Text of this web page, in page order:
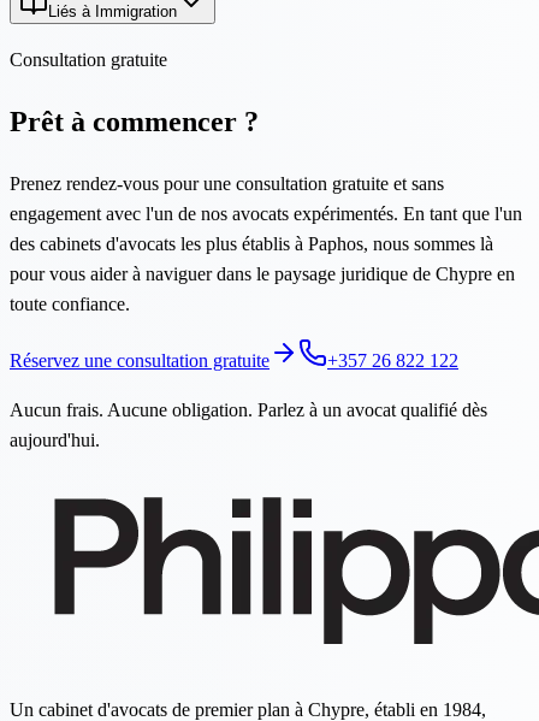
Liés à Immigration
Consultation gratuite
Prêt à commencer ?
Prenez rendez-vous pour une consultation gratuite et sans
engagement avec l'un de nos avocats expérimentés. En tant que l'un
des cabinets d'avocats les plus établis à Paphos, nous sommes là
pour vous aider à naviguer dans le paysage juridique de Chypre en
toute confiance.
Réservez une consultation gratuite +357 26 822 122
Aucun frais. Aucune obligation. Parlez à un avocat qualifié dès
aujourd'hui.
Un cabinet d'avocats de premier plan à Chypre, établi en 1984,